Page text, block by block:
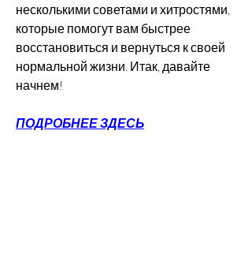
несколькими советами и хитростями,
которые помогут вам быстрее
восстановиться и вернуться к своей
нормальной жизни. Итак, давайте
начнем!
ПОДРОБНЕЕ ЗДЕСЬ